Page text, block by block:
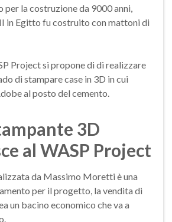
per la costruzione da 9000 anni,
in Egitto fu costruito con mattoni di
Project si propone di di realizzare
di stampare case in 3D in cui
al posto del cemento.
3D
al WASP Project
da Massimo Moretti è una
per il progetto, la vendita di
un bacino economico che va a